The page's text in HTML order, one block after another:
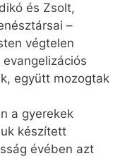
és Zsolt,
–
végtelen
együtt mozogtak
a gyerekek
készített
évében azt